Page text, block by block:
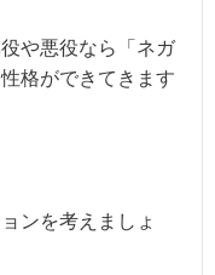
や悪役なら「ネガ
格ができてきます
ンを考えましょ